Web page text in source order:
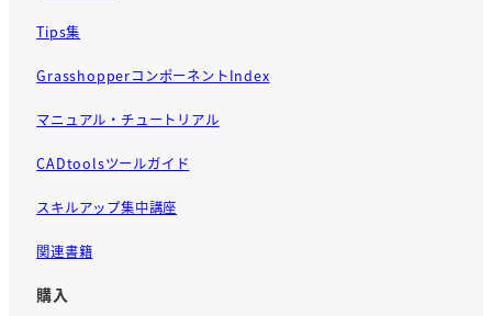
Tips集
GrasshopperコンポーネントIndex
マニュアル・チュートリアル
CADtoolsツールガイド
スキルアップ集中講座
関連書籍
購入